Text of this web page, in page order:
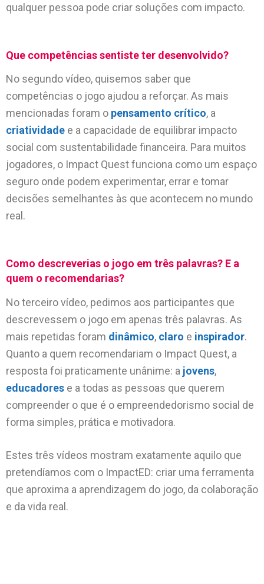
qualquer pessoa pode criar soluções com impacto.
Que competências sentiste ter desenvolvido?
No segundo vídeo, quisemos saber que
competências o jogo ajudou a reforçar. As mais
mencionadas foram o pensamento crítico, a
criatividade e a capacidade de equilibrar impacto
social com sustentabilidade financeira. Para muitos
jogadores, o Impact Quest funciona como um espaço
seguro onde podem experimentar, errar e tomar
decisões semelhantes às que acontecem no mundo
real.
Como descreverias o jogo em três palavras? E a
quem o recomendarias?
No terceiro vídeo, pedimos aos participantes que
descrevessem o jogo em apenas três palavras. As
mais repetidas foram dinâmico, claro e inspirador.
Quanto a quem recomendariam o Impact Quest, a
resposta foi praticamente unânime: a jovens,
educadores e a todas as pessoas que querem
compreender o que é o empreendedorismo social de
forma simples, prática e motivadora.
Estes três vídeos mostram exatamente aquilo que
pretendíamos com o ImpactED: criar uma ferramenta
que aproxima a aprendizagem do jogo, da colaboração
e da vida real.